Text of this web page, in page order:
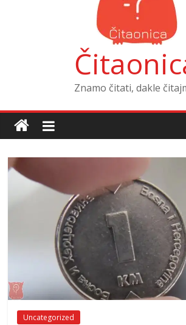
Znamo čitati, dakle
Uncategorized